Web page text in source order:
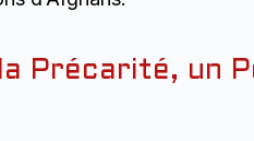
Précarité, un